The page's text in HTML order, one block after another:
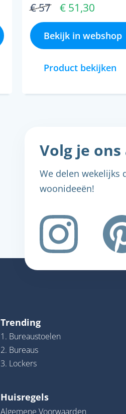
€ 57 € 51,30
Bekijk in webshop
Product bekijken
Volg je ons
We delen wekelijks
woonideeën!
Trending
1. Bureaustoelen
2. Bureaus
3. Lockers
Huisregels
Algemene Voorwaarden